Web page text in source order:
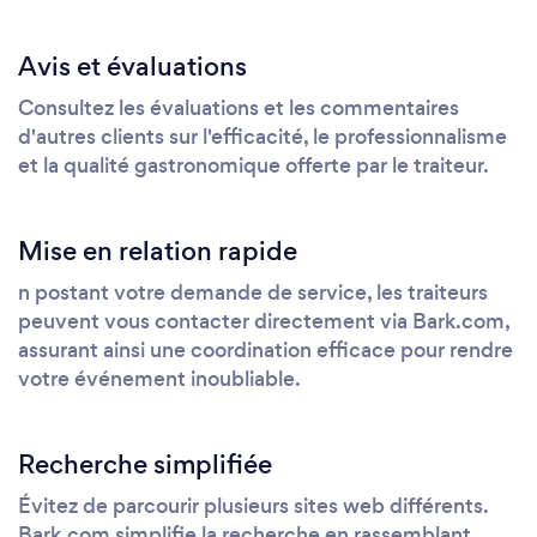
Avis et évaluations
Consultez les évaluations et les commentaires
d'autres clients sur l'efficacité, le professionnalisme
et la qualité gastronomique offerte par le traiteur.
Mise en relation rapide
n postant votre demande de service, les traiteurs
peuvent vous contacter directement via Bark.com,
assurant ainsi une coordination efficace pour rendre
votre événement inoubliable.
Recherche simplifiée
Évitez de parcourir plusieurs sites web différents.